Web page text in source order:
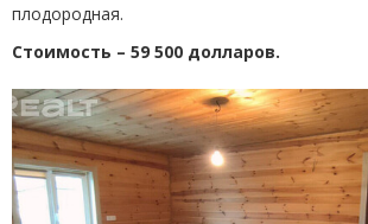
плодородная.
Стоимость – 59 500 долларов.